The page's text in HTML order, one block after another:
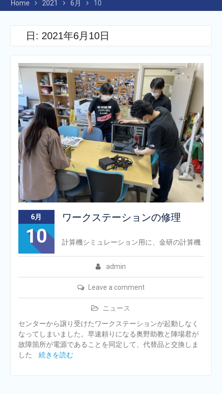
Home 2021 6月 10
日: 2021年6月10日
6月
10
ワークステーションの修理
admin
Leave a comment
ニュース
計算機シミュレーション用に、金研の計算機
センターから譲り受けたワークステーションが起動しなく
なってしまいました。早速頼りになる奥野助教と陣場君が
故障箇所が電源であることを同定して、代替品と交換しま
した
続きを読む